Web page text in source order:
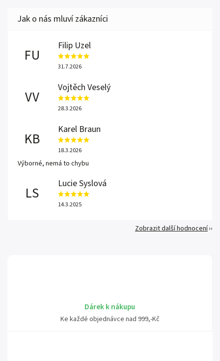
Dárek k nákupu
Ke každé objednávce nad 999,-Kč
FU
Filip Uzel
31.7.2026
VV
Vojtěch Veselý
28.3.2026
KB
Karel Braun
18.3.2026
Výborné, nemá to chybu
LS
Lucie Syslová
14.3.2025
Zobrazit další hodnocení